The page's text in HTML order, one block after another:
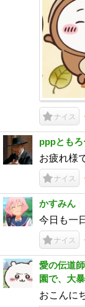
ナイス
pppともろ
お疲れ様
ナイス
かすみん
今日も一
ナイス
愛の伝道
園で、大
おこんに